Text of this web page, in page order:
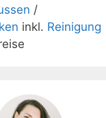
/
inkl. Reinigung